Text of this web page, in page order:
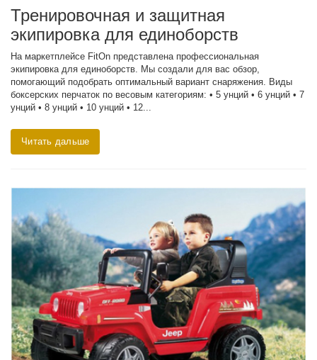
Тренировочная и защитная
экипировка для единоборств
На маркетплейсе FitOn представлена профессиональная
экипировка для единоборств. Мы создали для вас обзор,
помогающий подобрать оптимальный вариант снаряжения. Виды
боксерских перчаток по весовым категориям: • 5 унций • 6 унций • 7
унций • 8 унций • 10 унций • 12...
Читать дальше